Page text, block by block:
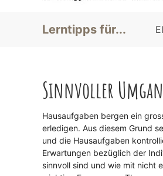
Lerntipps für...
Sinnvoller
Hausaufgaben bergen ein
erledigen. Aus diesem Grund
und die Hausaufgaben
Erwartungen bezüglich der
sinnvoll sind und wie mit nicht